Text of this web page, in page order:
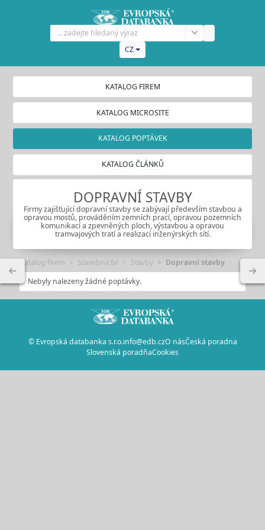
CZ
KATALOG FIREM
KATALOG MICROSITE
KATALOG POPTÁVEK
KATALOG ČLÁNKŮ
DOPRAVNÍ STAVBY
Firmy zajišťující dopravní stavby se zabývají především stavbou a
opravou mostů, prováděním zemních prací, opravou pozemních
komunikací a zpevněných ploch, výstavbou a opravou
tramvajových tratí a realizací inženýrských sítí.
Katalog firem Stavebnictví Stavby
Dopravní stavby
Nebyly nalezeny žádné poptávky.
© Evropská databanka s.r.o.info@edb.czO násČeská poradna
Slovenská poradňaCookies